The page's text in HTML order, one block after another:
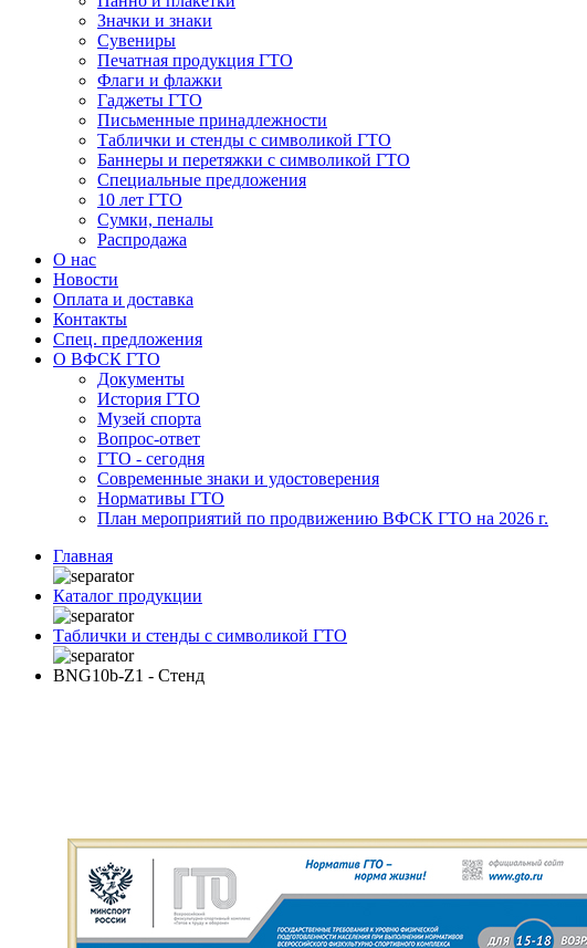
Значки и знаки
Сувениры
Печатная продукция ГТО
Флаги и флажки
Гаджеты ГТО
Письменные принадлежности
Таблички и стенды с символикой ГТО
Баннеры и перетяжки с символикой ГТО
Специальные предложения
10 лет ГТО
Сумки, пеналы
Распродажа
О нас
Новости
Оплата и доставка
Контакты
Спец. предложения
О ВФСК ГТО
Документы
История ГТО
Музей спорта
Вопрос-ответ
ГТО - сегодня
Современные знаки и удостоверения
Нормативы ГТО
План мероприятий по продвижению ВФСК ГТО на 2026 г.
Главная
Каталог продукции
Таблички и стенды с символикой ГТО
BNG10b-Z1 - Стенд